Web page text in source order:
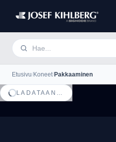
Etusivu/Koneet/Pakkaaminen
LADATAAN…